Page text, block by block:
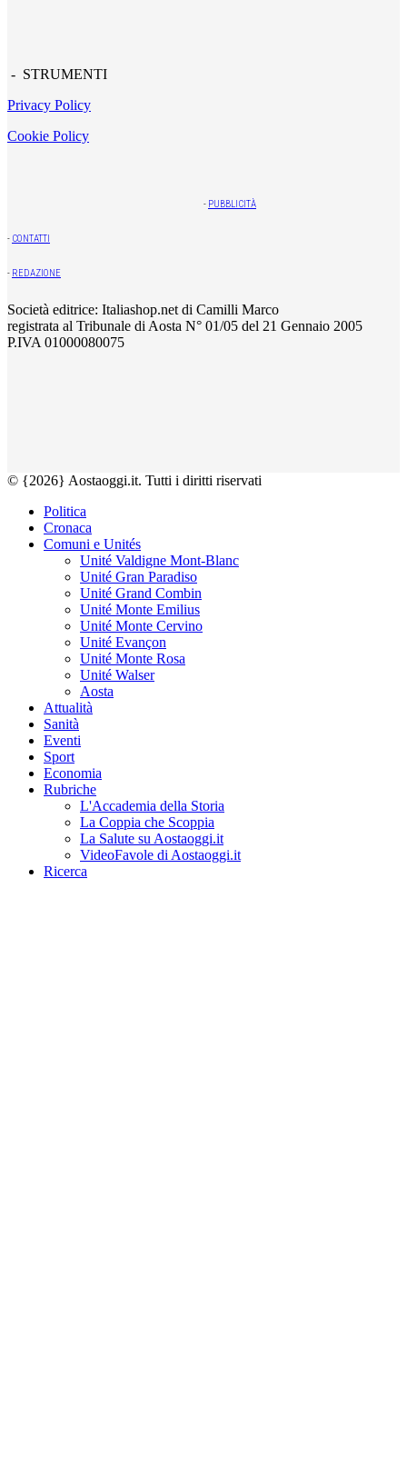
- STRUMENTI
Privacy Policy
Cookie Policy
- PUBBLICITÀ
- CONTATTI
- REDAZIONE
Società editrice: Italiashop.net di Camilli Marco
registrata al Tribunale di Aosta N° 01/05 del 21 Gennaio 2005
P.IVA 01000080075
© {2026} Aostaoggi.it. Tutti i diritti riservati
Politica
Cronaca
Comuni e Unités
Unité Valdigne Mont-Blanc
Unité Gran Paradiso
Unité Grand Combin
Unité Monte Emilius
Unité Monte Cervino
Unité Evançon
Unité Monte Rosa
Unité Walser
Aosta
Attualità
Sanità
Eventi
Sport
Economia
Rubriche
L'Accademia della Storia
La Coppia che Scoppia
La Salute su Aostaoggi.it
VideoFavole di Aostaoggi.it
Ricerca